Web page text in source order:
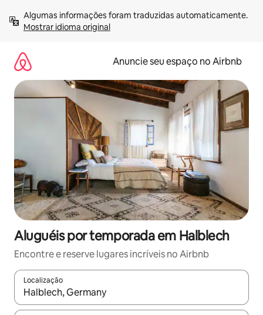
para
Mostrar idioma original
Anuncie seu espaço no Airbnb
Aluguéis por temporada em Halblech
Encontre e reserve lugares incríveis no Airbnb
Localização
Quando os resultados estiverem disponíveis, explore-os